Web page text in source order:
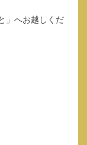
」へお越しくだ